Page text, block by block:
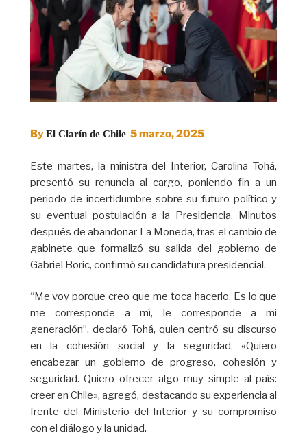
ByEl Clarín de Chile5 marzo, 2025
Este martes, la ministra del Interior, Carolina Tohá,
presentó su renuncia al cargo, poniendo fin a un
periodo de incertidumbre sobre su futuro político y
su eventual postulación a la Presidencia. Minutos
después de abandonar La Moneda, tras el cambio de
gabinete que formalizó su salida del gobierno de
Gabriel Boric, confirmó su candidatura presidencial.
“Me voy porque creo que me toca hacerlo. Es lo que
me corresponde a mí, le corresponde a mi
generación”, declaró Tohá, quien centró su discurso
en la cohesión social y la seguridad. «Quiero
encabezar un gobierno de progreso, cohesión y
seguridad. Quiero ofrecer algo muy simple al país:
creer en Chile», agregó, destacando su experiencia al
frente del Ministerio del Interior y su compromiso
con el diálogo y la unidad.